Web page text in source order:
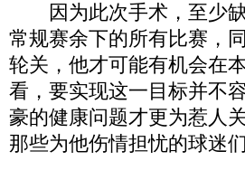
因为此次手术，至少缺
常规赛余下的所有比赛，
轮关，他才可能有机会在
看，要实现这一目标并不
豪的健康问题才更为惹人
那些为他伤情担忧的球迷